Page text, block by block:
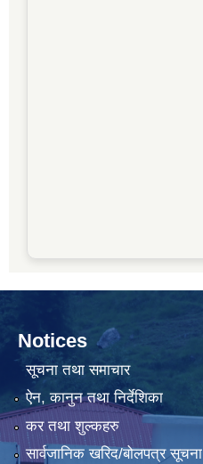
Notices
सूचना तथा समाचार
ऐन, कानुन तथा निर्देशिका
कर तथा शुल्कहरु
सार्वजानिक खरिद/बोलपत्र सूचना